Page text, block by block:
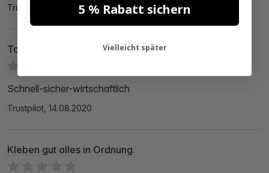
Trustpilot, 22.08.2020
Touristeninformation
Schnell-sicher-wirtschaftlich
Trustpilot, 14.08.2020
Kleben gut alles in Ordnung.
5 % Rabatt sichern
Vielleicht später